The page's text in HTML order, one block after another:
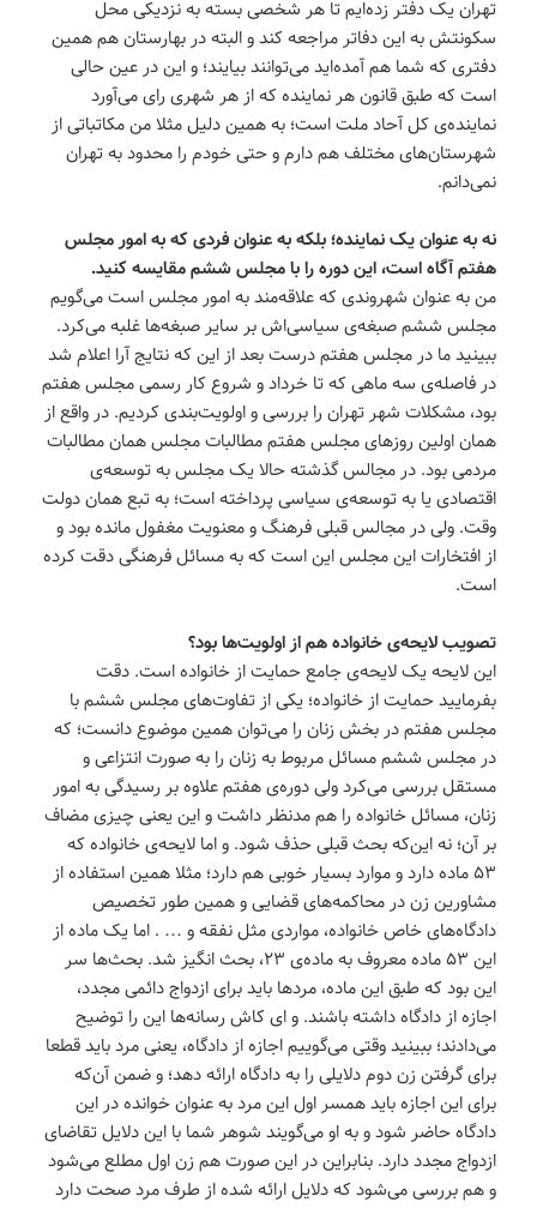
تهران یک دفتر زده‌ایم تا هر شخصی بسته به نزدیکی محل
سکونتش به این دفاتر مراجعه کند و البته در بهارستان هم همین
دفتری که شما هم آمده‌اید می‌توانند بیایند؛ و این در عین حالی
است که طبق قانون هر نماینده که از هر شهری رای می‌آورد
نماینده‌ی کل آحاد ملت است؛ به همین دلیل مثلا من مکاتباتی از
شهرستان‌های مختلف هم دارم و حتی خودم را محدود به تهران
نمی‌دانم.
نه به عنوان یک نماینده؛ بلکه به عنوان فردی که به امور مجلس
هفتم آگاه است، این دوره را با مجلس ششم مقایسه کنید.
من به عنوان شهروندی که علاقه‌مند به امور مجلس است می‌گویم
مجلس ششم صبغه‌ی سیاسی‌اش بر سایر صبغه‌ها غلبه می‌کرد.
ببینید ما در مجلس هفتم درست بعد از این که نتایج آرا اعلام شد
در فاصله‌ی سه ماهی که تا خرداد و شروع کار رسمی مجلس هفتم
بود، مشکلات شهر تهران را بررسی و اولویت‌بندی کردیم‌. در واقع از
همان اولین روزهای مجلس هفتم مطالبات مجلس همان مطالبات
مردمی بود. در مجالس گذشته حالا یک مجلس به توسعه‌ی
اقتصادی یا به توسعه‌ی سیاسی پرداخته است؛ به تبع همان دولت
وقت. ولی در مجالس قبلی فرهنگ و معنویت مغفول مانده بود و
از افتخارات این مجلس این است که به مسائل فرهنگی دقت کرده
است.
تصویب لایحه‌ی خانواده هم از اولویت‌ها بود؟
این لایحه یک لایحه‌ی جامع حمایت از خانواده است. دقت
بفرمایید حمایت از خانواده؛ یکی از تفاوت‌های مجلس ششم با
مجلس هفتم در بخش زنان را می‌توان همین موضوع دانست؛ که
در مجلس ششم مسائل مربوط به زنان را به صورت انتزاعی و
مستقل بررسی می‌کرد ولی دوره‌ی هفتم علاوه بر رسیدگی به امور
زنان، مسائل خانواده را هم مدنظر داشت و این یعنی چیزی مضاف
بر آن؛ نه این‌که بحث قبلی حذف شود. و اما لایحه‌ی خانواده که
۵۳ ماده دارد و موارد بسیار خوبی هم دارد؛ مثلا همین استفاده از
مشاورین زن در محاکمه‌های قضایی و همین طور تخصیص
دادگاه‌های خاص خانواده‌، مواردی مثل نفقه و … . اما یک ماده از
این ۵۳ ماده معروف به ماده‌ی ۲۳، بحث انگیز شد. بحث‌ها سر
این بود که طبق این ماده، مردها باید برای ازدواج دائمی مجدد،
اجازه از دادگاه داشته باشند. و ای کاش رسانه‌ها این را توضیح
می‌دادند؛ ببینید وقتی می‌گوییم اجازه از دادگاه، یعنی مرد باید قطعا
برای گرفتن زن دوم دلایلی را به دادگاه ارائه دهد؛ و ضمن آن‌که
برای این اجازه باید همسر اول این مرد به عنوان خوانده در این
دادگاه حاضر شود و به او می‌گویند شوهر شما با این دلایل تقاضای
ازدواج مجدد دارد. بنابراین در این صورت هم زن اول مطلع می‌شود
و هم بررسی می‌شود که دلایل ارائه شده از طرف مرد صحت دارد